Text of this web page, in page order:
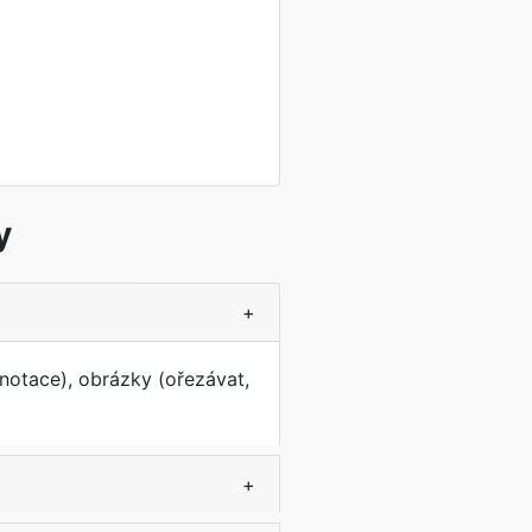
+
obrázky (ořezávat,
+